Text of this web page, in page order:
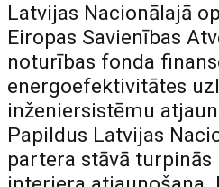
Latvijas Nacionālajā
Eiropas Savienības
noturības fonda
energoefektivitātes
inženiersistēmu
Papildus Latvijas
partera stāvā